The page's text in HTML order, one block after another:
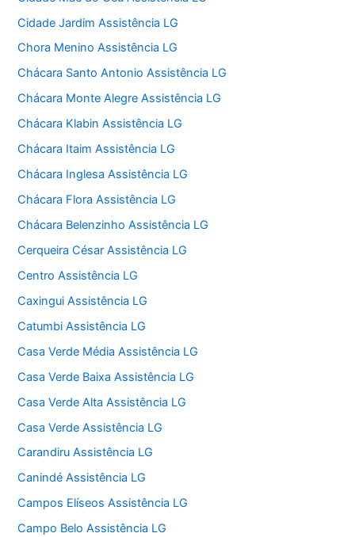
Cidade Jardim Assistência LG
Chora Menino Assistência LG
Chácara Santo Antonio Assistência LG
Chácara Monte Alegre Assistência LG
Chácara Klabin Assistência LG
Chácara Itaim Assistência LG
Chácara Inglesa Assistência LG
Chácara Flora Assistência LG
Chácara Belenzinho Assistência LG
Cerqueira César Assistência LG
Centro Assistência LG
Caxingui Assistência LG
Catumbi Assistência LG
Casa Verde Média Assistência LG
Casa Verde Baixa Assistência LG
Casa Verde Alta Assistência LG
Casa Verde Assistência LG
Carandiru Assistência LG
Canindé Assistência LG
Campos Elíseos Assistência LG
Campo Belo Assistência LG